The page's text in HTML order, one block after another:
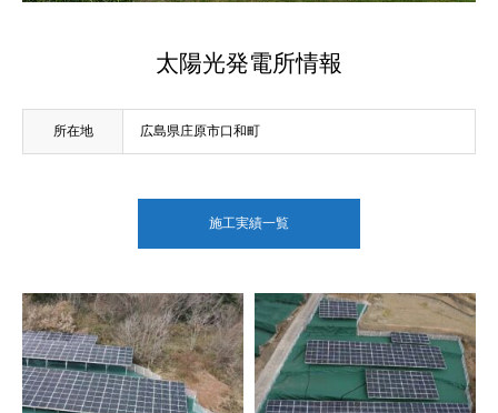
太陽光発電所情報
所在地 広島県庄原市口和町
施工実績一覧